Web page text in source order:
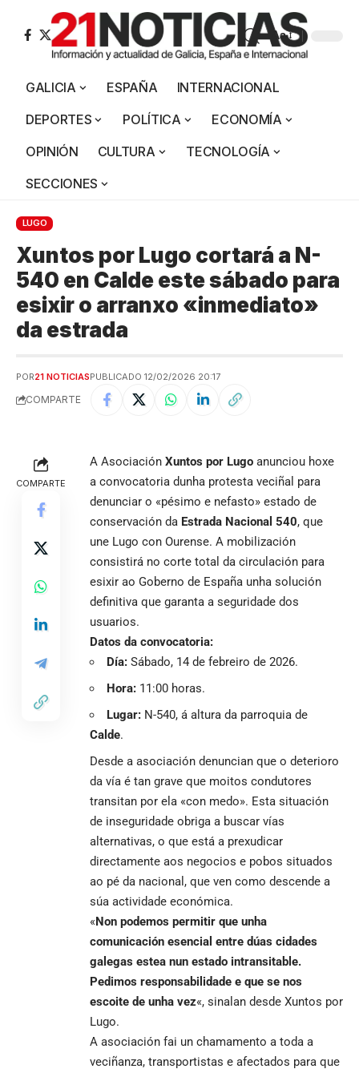
Aa
GALICIA ESPAÑA
INTERNACIONAL
DEPORTES
POLÍTICA
ECONOMÍA
OPINIÓN
CULTURA
TECNOLOGÍA
SECCIONES
LUGO
Xuntos por Lugo cortará a N-
540 en Calde este sábado para
esixir o arranxo «inmediato»
da estrada
POR21 NOTICIASPUBLICADO 12/02/2026 20:17
COMPARTE
COMPARTE
A Asociación Xuntos por Lugo anunciou hoxe
a convocatoria dunha protesta veciñal para
denunciar o «pésimo e nefasto» estado de
conservación da Estrada Nacional 540, que
une Lugo con Ourense. A mobilización
consistirá no corte total da circulación para
esixir ao Goberno de España unha solución
definitiva que garanta a seguridade dos
usuarios.
Datos da convocatoria:
Día: Sábado, 14 de febreiro de 2026.
Hora: 11:00 horas.
Lugar: N-540, á altura da parroquia de
Calde.
Desde a asociación denuncian que o deterioro
da vía é tan grave que moitos condutores
transitan por ela «con medo». Esta situación
de inseguridade obriga a buscar vías
alternativas, o que está a prexudicar
directamente aos negocios e pobos situados
ao pé da nacional, que ven como descende a
súa actividade económica.
«Non podemos permitir que unha
comunicación esencial entre dúas cidades
galegas estea nun estado intransitable.
Pedimos responsabilidade e que se nos
escoite de unha vez«, sinalan desde Xuntos por
Lugo.
A asociación fai un chamamento a toda a
veciñanza, transportistas e afectados para que